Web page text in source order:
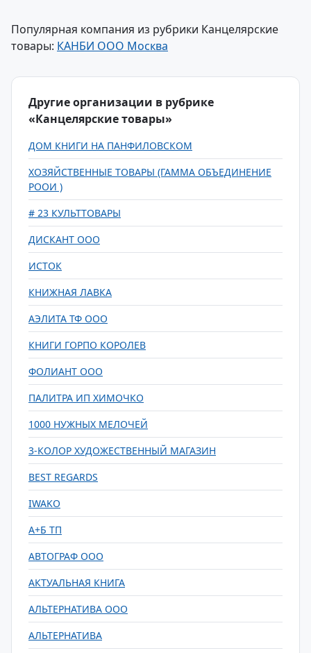
Популярная компания из рубрики Канцелярские
товары: КАНБИ ООО Москва
Другие организации в рубрике
«Канцелярские товары»
ДОМ КНИГИ НА ПАНФИЛОВСКОМ
ХОЗЯЙСТВЕННЫЕ ТОВАРЫ (ГАММА ОБЪЕДИНЕНИЕ
РООИ )
# 23 КУЛЬТТОВАРЫ
ДИСКАНТ ООО
ИСТОК
КНИЖНАЯ ЛАВКА
АЭЛИТА ТФ ООО
КНИГИ ГОРПО КОРОЛЕВ
ФОЛИАНТ ООО
ПАЛИТРА ИП ХИМОЧКО
1000 НУЖНЫХ МЕЛОЧЕЙ
3-КОЛОР ХУДОЖЕСТВЕННЫЙ МАГАЗИН
BEST REGARDS
IWAKO
А+Б ТП
АВТОГРАФ ООО
АКТУАЛЬНАЯ КНИГА
АЛЬТЕРНАТИВА ООО
АЛЬТЕРНАТИВА